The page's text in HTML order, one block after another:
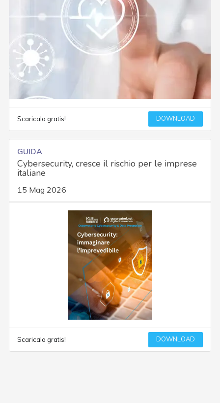
Scaricalo gratis! DOWNLOAD
GUIDA
Cybersecurity, cresce il rischio per le imprese
italiane
15 Mag 2026
Scaricalo gratis! DOWNLOAD